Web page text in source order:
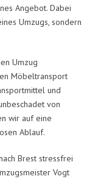
Angebot. Dabei
Umzugs, sondern
Umzug
Möbeltransport
und
von
wir auf eine
Ablauf.
Brest stressfrei
Vogt